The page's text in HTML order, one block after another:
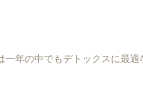
一年の中でもデトックスに最